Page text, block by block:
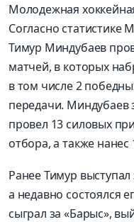
Молодежная
Согласно статистике
Тимур Миндубаев
матчей, в которых
в том числе 2
передачи. Миндубаев
провел 13 силовых
отбора, а также
Ранее Тимур
а недавно состоялся
сыграл за «Барыс»,